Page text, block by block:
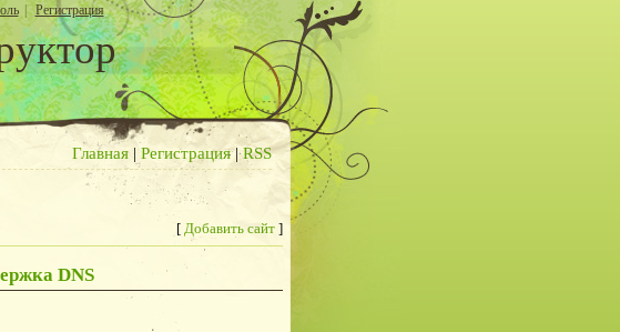
| Регистрация
Главная| Регистрация|RSS
[ Добавить сайт]
DNS